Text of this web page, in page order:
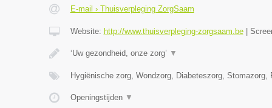
E-mail › Thuisverpleging ZorgSaam
Website: http://www.thuisverpleging-zorgsaam.be|
‘Uw gezondheid, onze zorg’ ▼
Hygiënische zorg, Wondzorg, Diabeteszorg, Stomazorg,
Openingstijden ▼